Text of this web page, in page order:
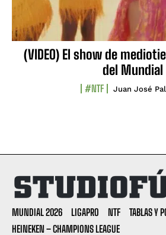
(VIDEO) El show de
del Mundial
#NTF Juan José
MUNDIAL 2026 LIGAPRO NTF
TABLAS Y
HEINEKEN – CHAMPIONS LEAGUE